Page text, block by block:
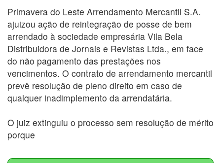
Primavera do Leste Arrendamento Mercantil S.A.
ajuizou ação de reintegração de posse de bem
arrendado à sociedade empresária Vila Bela
Distribuidora de Jornais e Revistas Ltda., em face
do não pagamento das prestações nos
vencimentos. O contrato de arrendamento mercantil
prevê resolução de pleno direito em caso de
qualquer inadimplemento da arrendatária.
O juiz extinguiu o processo sem resolução de mérito
porque